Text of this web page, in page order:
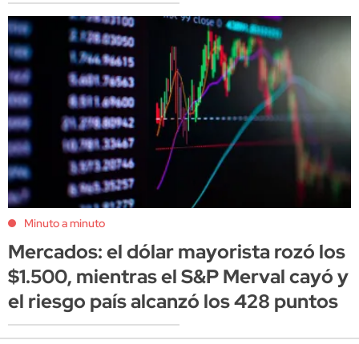
Minuto a minuto
Mercados: el dólar mayorista rozó los
$1.500, mientras el S&P Merval cayó y
el riesgo país alcanzó los 428 puntos